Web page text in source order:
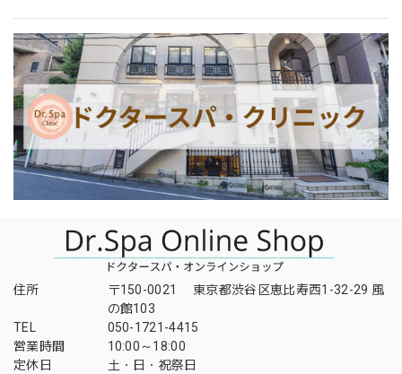
住所
〒150-0021 東京都渋谷区恵比寿西1-32-29 風
の館103
TEL
050-1721-4415
営業時間
10:00～18:00
定休日
土・日・祝祭日